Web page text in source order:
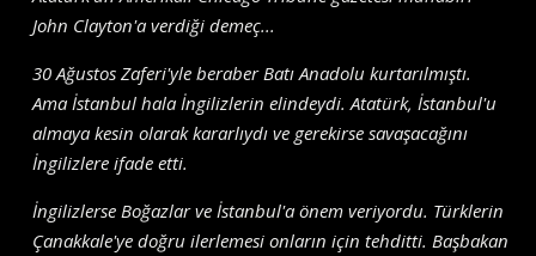
John Clayton'a verdiği demeç...
30 Ağustos Zaferi'yle beraber Batı Anadolu kurtarılmıştı.
Ama İstanbul hala İngilizlerin elindeydi. Atatürk, İstanbul'u
almaya kesin olarak kararlıydı ve gerekirse savaşacağını
İngilizlere ifade etti.
İngilizlerse Boğazlar ve İstanbul'a önem veriyordu. Türklerin
Çanakkale'ye doğru ilerlemesi onların için tehditti. Başbakan